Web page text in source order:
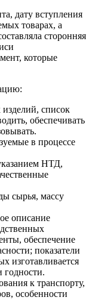
дату вступления
товарах, а
сторонняя
которые
список
обеспечивать
в процессе
НТД,
сырья, массу
описание
обеспечение
показатели
изготавливается
годности.
к транспорту,
особенности